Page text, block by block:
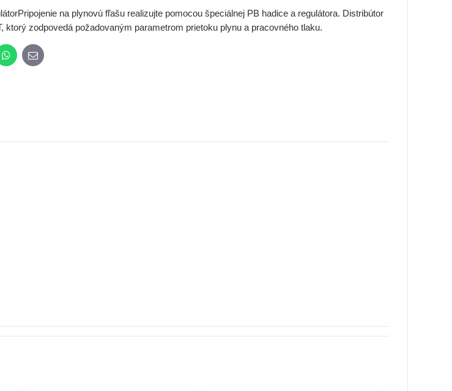
na plynovú fľašu realizujte pomocou špeciálnej PB hadice a regulátora. Distribútor
ktorý zodpovedá požadovaným parametrom prietoku plynu a pracovného tlaku.
WhatsApp
E-
mail